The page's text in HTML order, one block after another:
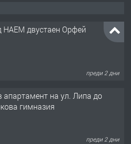
НАЕМ двустаен Орфей
преди 2 дни
апартамент на ул. Липа до
гимназия
преди 2 дни